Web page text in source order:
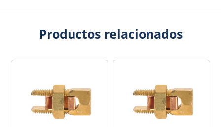
Productos relacionados